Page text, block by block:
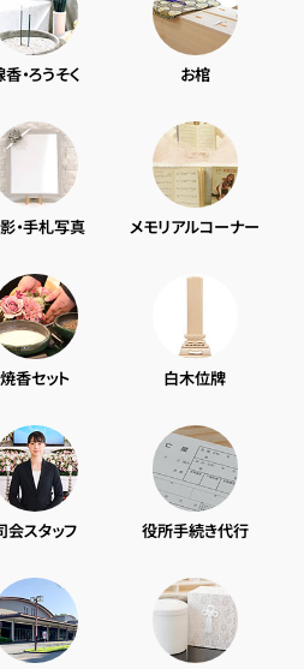
・ろうそく お棺
・手札写真 メモリアルコーナー
焼香セット 白木位牌
会スタッフ 役所手続き代行